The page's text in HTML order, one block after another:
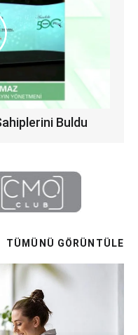
Buldu
TÜMÜNÜ GÖRÜNTÜLE